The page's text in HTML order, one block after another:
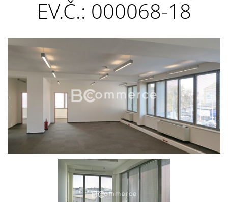
EV.Č.: 000068-18